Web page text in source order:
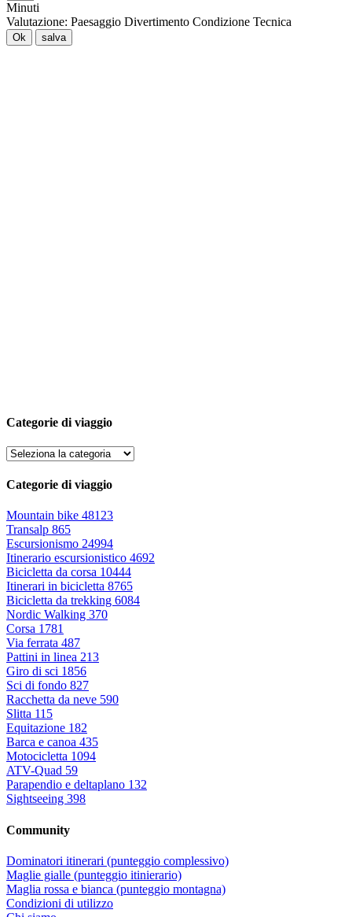
Minuti
Valutazione: Paesaggio Divertimento Condizione Tecnica
Ok salva
Categorie di viaggio
Categorie di viaggio
Mountain bike 48123
Transalp 865
Escursionismo 24994
Itinerario escursionistico 4692
Bicicletta da corsa 10444
Itinerari in bicicletta 8765
Bicicletta da trekking 6084
Nordic Walking 370
Corsa 1781
Via ferrata 487
Pattini in linea 213
Giro di sci 1856
Sci di fondo 827
Racchetta da neve 590
Slitta 115
Equitazione 182
Barca e canoa 435
Motocicletta 1094
ATV-Quad 59
Parapendio e deltaplano 132
Sightseeing 398
Community
Dominatori itinerari (punteggio complessivo)
Maglie gialle (punteggio itinierario)
Maglia rossa e bianca (punteggio montagna)
Condizioni di utilizzo